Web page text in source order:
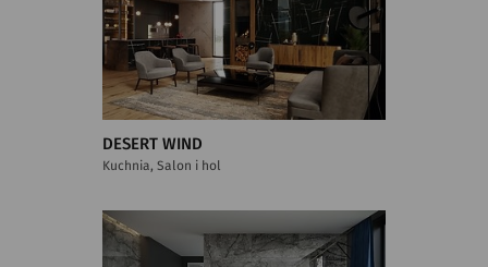
DESERT WIND
Kuchnia, Salon i hol